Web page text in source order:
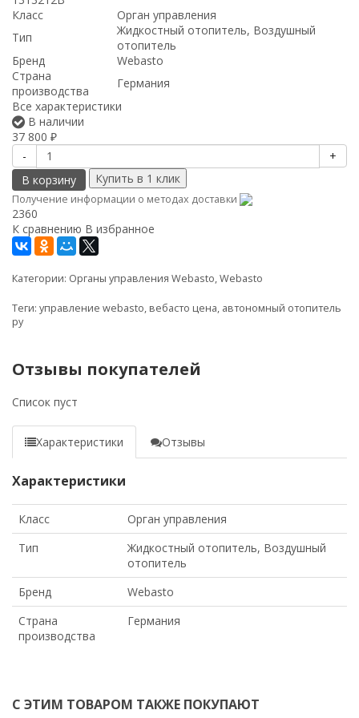
Класс
Орган управления
Тип
Жидкостный отопитель, Воздушный
отопитель
Бренд
Webasto
Страна
производства
Германия
Все характеристики
В наличии
37 800 ₽
-
+
В корзину
Получение информации о методах доставки
2360
К сравнению В избранное
Категории: Органы управления Webasto,Webasto
Теги: управление webasto, вебасто цена, автономный отопитель
ру
Отзывы покупателей
Список пуст
Характеристики Отзывы
Характеристики
Класс
Орган управления
Тип
Жидкостный отопитель, Воздушный
отопитель
Бренд
Webasto
Страна
производства
Германия
С ЭТИМ ТОВАРОМ ТАКЖЕ ПОКУПАЮТ